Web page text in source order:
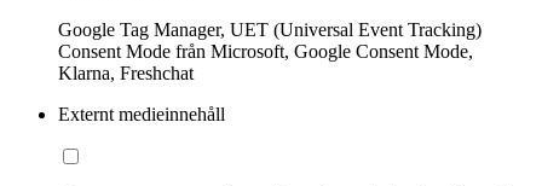
Google Tag Manager, UET (Universal Event Tracking)
Consent Mode från Microsoft, Google Consent Mode,
Klarna, Freshchat
Externt medieinnehåll